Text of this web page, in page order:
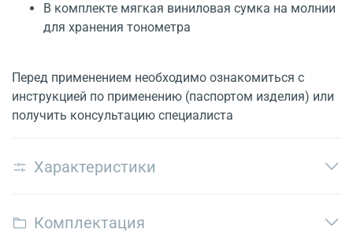
В комплекте мягкая виниловая сумка на молнии
для хранения тонометра
Перед применением необходимо ознакомиться с
инструкцией по применению (паспортом изделия) или
получить консультацию специалиста
Характеристики
Комплектация